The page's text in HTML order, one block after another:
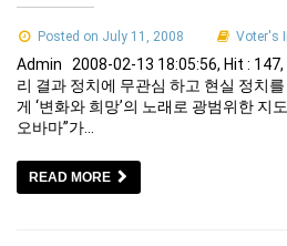
Posted on July 11, 2008 Voter's
Admin 2008-02-13 18:05:56, Hit : 147,
리 결과 정치에 무관심 하고 현실 정치
게 ‘변화와 희망’의 노래로 광범위한 지
오바마”가…
READ MORE